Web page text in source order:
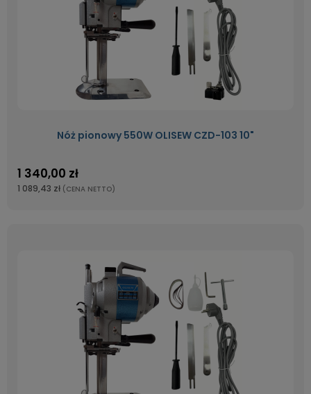
Nóż pionowy 550W OLISEW CZD-103 10"
1 340,00 zł
1 089,43 zł (CENA NETTO)